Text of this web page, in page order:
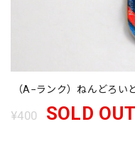
（A−ランク）ねんどろい
¥400 SOLD OUT